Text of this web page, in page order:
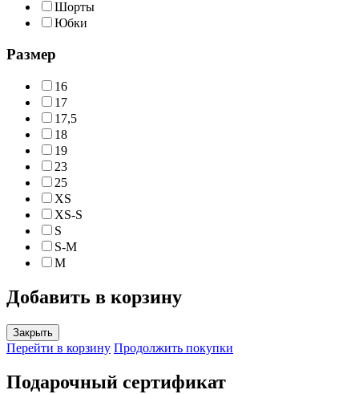
Шорты
Юбки
Размер
16
17
17,5
18
19
23
25
XS
XS-S
S
S-M
M
Добавить в корзину
Закрыть
Перейти в корзину Продолжить покупки
Подарочный сертификат